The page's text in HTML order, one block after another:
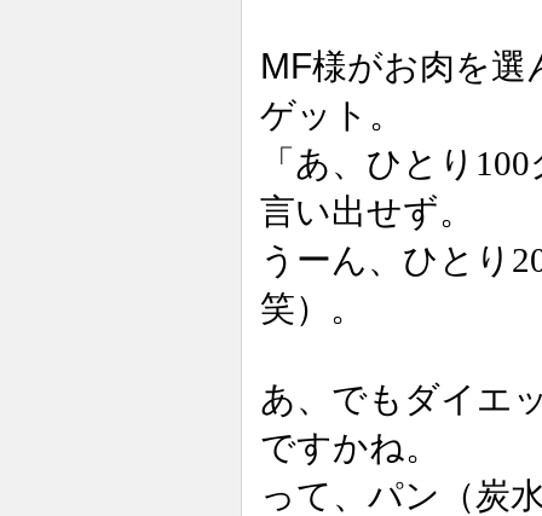
MF様がお肉を選
ゲット。
「あ、ひとり
言い出せず。
うーん、ひとり
笑）。
あ、でもダイエ
ですかね。
って、パン（炭